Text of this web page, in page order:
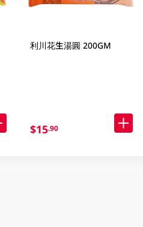
利川花生湯圓 200GM
$15.90